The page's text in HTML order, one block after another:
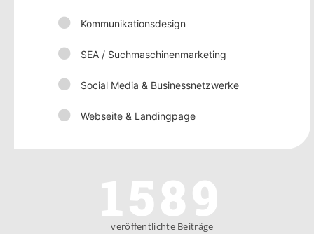
Kommunikationsdesign
SEA / Suchmaschinenmarketing
Social Media & Businessnetzwerke
Webseite & Landingpage
veröffentlichte Beiträge
1589